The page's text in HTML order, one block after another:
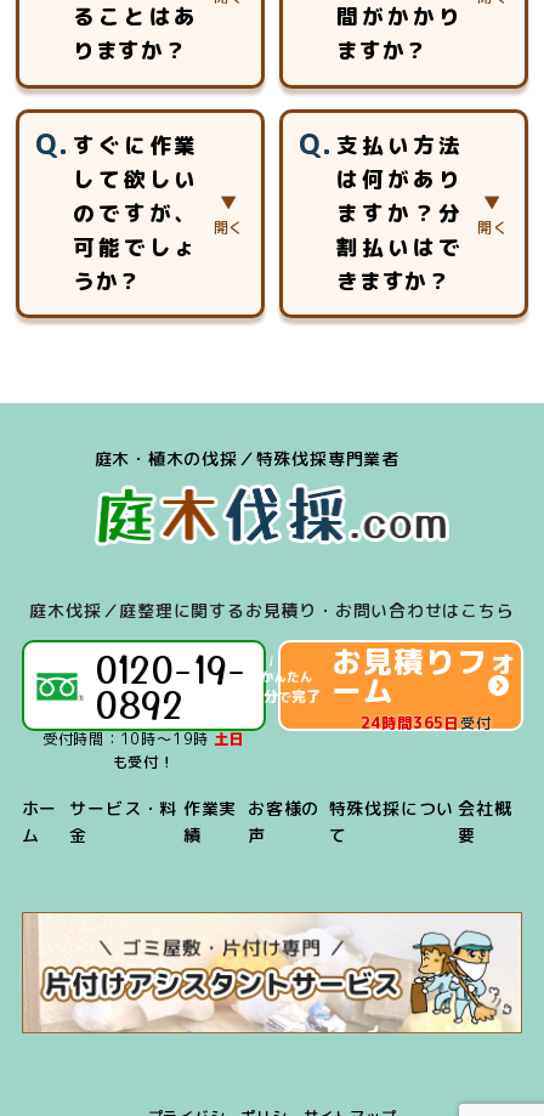
した特殊伐採で対
応いたします。ロ
別教育を受けた作
業員チームが安全
安心第一に作業致
します。
ることはあ
りますか？
用を頂く事はあり
ません。
間がかかり
ますか？
のお時間をいただ
いております。
お見積りは、対象
となる木の大きさ
や幹の太さ、生え
車可能な場所、搬
し、金額をお出し
させていただきま
す。
すぐに作業
して欲しい
のですが、
可能でしょ
うか？
業のケースは多数
支払い方法
は何があり
ますか？分
割払いはで
きますか？
Mastercard、
キャッシュレス決
済（iD、交通系
Linepay）」のご
庭木・植木の伐採／特殊伐採専門業者
庭木伐採／庭整理に関するお見積り・お問い合わせはこちら
0120-19-
0892
受付時間：10時～19時 土日
も受付！
お見積りフォ
ーム
24時間365日受付
ホー
ム
サービス・料
金
作業実
績
お客様の
声
特殊伐採につい
て
会社概
要